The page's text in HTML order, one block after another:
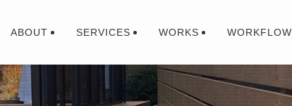
ABOUT SERVICES WORKS WORKFLOW